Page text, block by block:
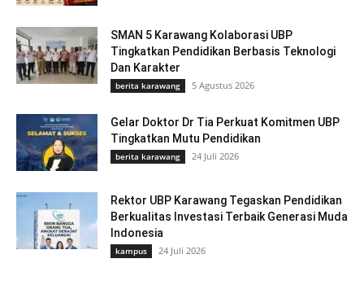
SMAN 5 Karawang Kolaborasi UBP
Tingkatkan Pendidikan Berbasis Teknologi
Dan Karakter
berita karawang 5 Agustus 2026
Gelar Doktor Dr Tia Perkuat Komitmen UBP
Tingkatkan Mutu Pendidikan
berita karawang 24 Juli 2026
Rektor UBP Karawang Tegaskan Pendidikan
Berkualitas Investasi Terbaik Generasi Muda
Indonesia
kampus 24 Juli 2026